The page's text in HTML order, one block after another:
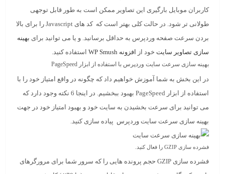
کاربران موبایل بارگیری این تصاویر ممکن است به طور قابل توجهی
طولانی تر شود. در حالت کلی بهتر است که کد های Javascript را برای بالا
بردن سرعت صفحه وردپرس به حداقل برسانید. و یا می توانید برای بهینه
سازی تصاویر سایت خود از افزونه WP Smush استفاده کنید.
بهینه سازی سرعت سایت وردپرس با استفاده از ابزار PageSpeed ​​
در این بخش به شما آموزش خواهیم داد که چگونه در واقع امتیاز خود را با
استفاده از ابزار PageSpeed ​​بهبود ببخشیم. در اینجا 6 نکته وجود دارد که
می توانید برای سرعت بخشیدن به سایت خود و بهبود امتیاز خود در جهت
بهینه سازی سرعت سایت وردپرس پیاده سازی کنید.
فشرده سازی GZIP را فعال کنید.
فشرده سازی GZIP حجم پرونده هایی را که سرور شما برای مرورگرهای